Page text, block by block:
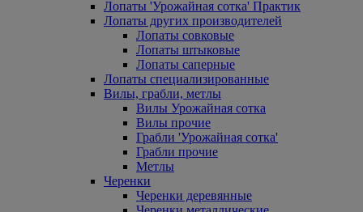
Лопаты 'Урожайная сотка' Практик
Лопаты других производителей
Лопаты совковые
Лопаты штыковые
Лопаты саперные
Лопаты специализированные
Вилы, грабли, метлы
Вилы Урожайная сотка
Вилы прочие
Грабли 'Урожайная сотка'
Грабли прочие
Метлы
Черенки
Черенки деревянные